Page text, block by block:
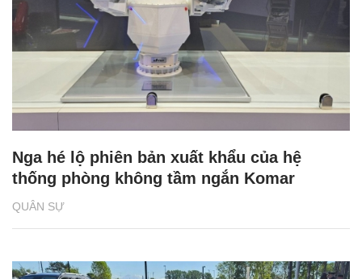
QUÂN SỰ
Nga hé lộ phiên bản xuất khẩu của hệ
thống phòng không tầm ngắn Komar